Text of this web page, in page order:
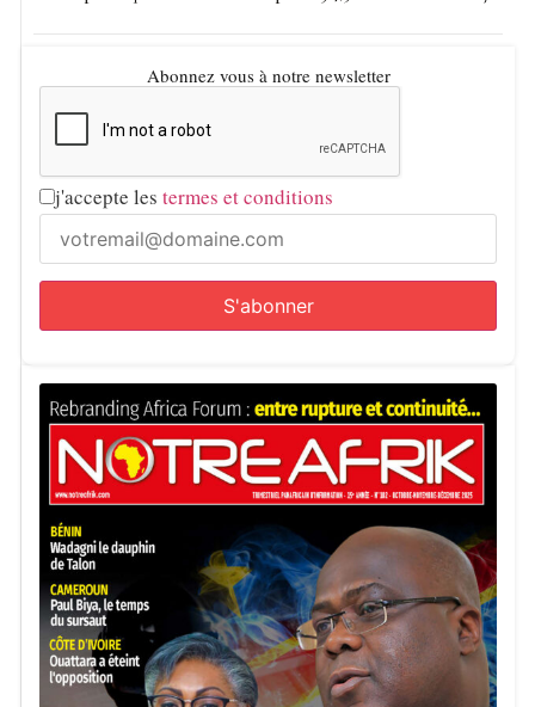
Abonnez vous à notre newsletter
j'accepte les termes et conditions